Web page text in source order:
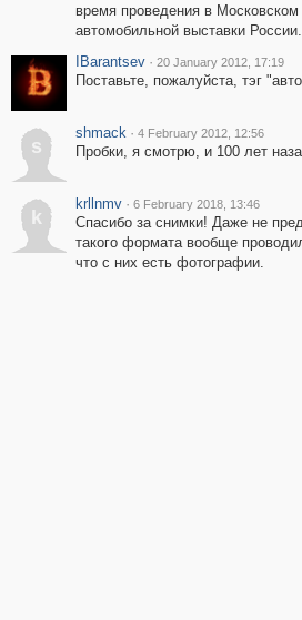
время проведения в
автомобильной выставки
IBarantsev · 20 January 2012, 17:19
Поставьте, пожалуйста, тэг
s
shmack · 4 February 2012, 12:56
Пробки, я смотрю, и 100 лет
k
krllnmv · 6 February 2018, 13:46
Спасибо за снимки! Даже не
такого формата вообще
что с них есть фотографии.